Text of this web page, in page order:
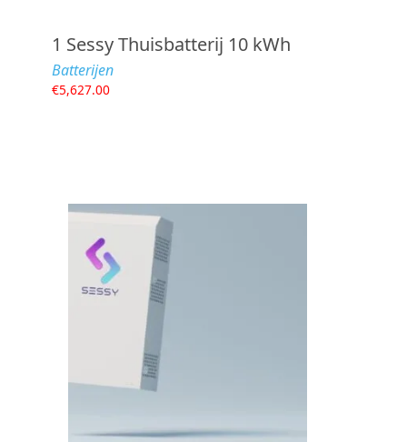
1 Sessy Thuisbatterij 10 kWh
Batterijen
€5,627.00